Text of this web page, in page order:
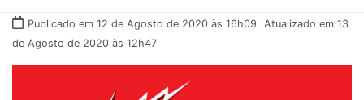
Publicado em 12 de Agosto de 2020 às 16h09. Atualizado em 13
de Agosto de 2020 às 12h47